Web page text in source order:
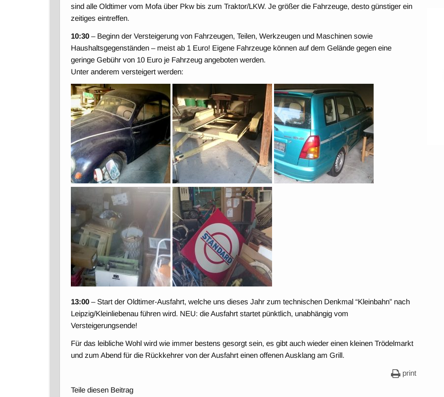
sind alle Oldtimer vom Mofa über Pkw bis zum Traktor/LKW. Je größer die Fahrzeuge, desto günstiger ein
zeitiges eintreffen.
10:30 – Beginn der Versteigerung von Fahrzeugen, Teilen, Werkzeugen und Maschinen sowie
Haushaltsgegenständen – meist ab 1 Euro! Eigene Fahrzeuge können auf dem Gelände gegen eine
geringe Gebühr von 10 Euro je Fahrzeug angeboten werden.
Unter anderem versteigert werden:
13:00 – Start der Oldtimer-Ausfahrt, welche uns dieses Jahr zum technischen Denkmal “Kleinbahn” nach
Leipzig/Kleinliebenau führen wird. NEU: die Ausfahrt startet pünktlich, unabhängig vom
Versteigerungsende!
Für das leibliche Wohl wird wie immer bestens gesorgt sein, es gibt auch wieder einen kleinen Trödelmarkt
und zum Abend für die Rückkehrer von der Ausfahrt einen offenen Ausklang am Grill.
print
Teile diesen Beitrag